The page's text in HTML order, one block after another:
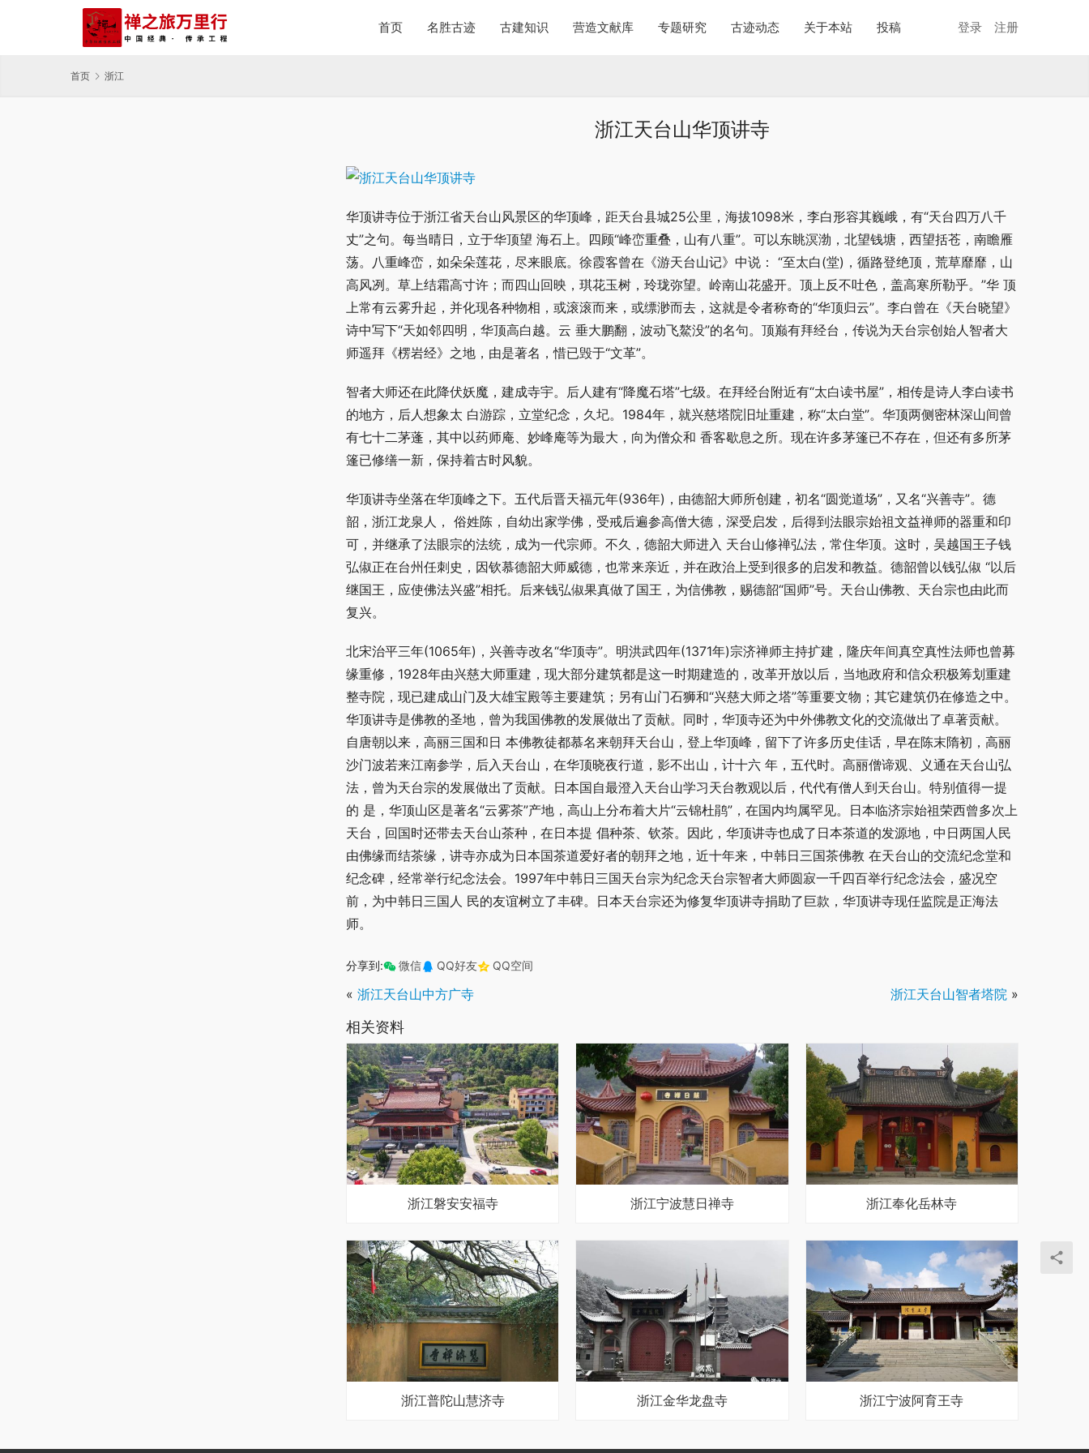
首页 名胜古迹 古建知识 营造文献库 专题研究 古迹动态 关于本站 投稿 登录 注册
首页 浙江
浙江天台山华顶讲寺
华顶讲寺位于浙江省天台山风景区的华顶峰，距天台县城25公里，海拔1098米，李白形容其巍峨，有“天台四万八千
丈”之句。每当晴日，立于华顶望 海石上。四顾“峰峦重叠，山有八重”。可以东眺溟渤，北望钱塘，西望括苍，南瞻雁
荡。八重峰峦，如朵朵莲花，尽来眼底。徐霞客曾在《游天台山记》中说： “至太白(堂)，循路登绝顶，荒草靡靡，山
高风冽。草上结霜高寸许；而四山回映，琪花玉树，玲珑弥望。岭南山花盛开。顶上反不吐色，盖高寒所勒乎。”华 顶
上常有云雾升起，并化现各种物相，或滚滚而来，或缥渺而去，这就是令者称奇的“华顶归云”。李白曾在《天台晓望》
诗中写下“天如邻四明，华顶高白越。云 垂大鹏翻，波动飞鰲没”的名句。顶巅有拜经台，传说为天台宗创始人智者大
师遥拜《楞岩经》之地，由是著名，惜已毁于“文革”。
智者大师还在此降伏妖魔，建成寺宇。后人建有“降魔石塔”七级。在拜经台附近有“太白读书屋”，相传是诗人李白读书
的地方，后人想象太 白游踪，立堂纪念，久圮。1984年，就兴慈塔院旧址重建，称“太白堂”。华顶两侧密林深山间曾
有七十二茅蓬，其中以药师庵、妙峰庵等为最大，向为僧众和 香客歇息之所。现在许多茅篷已不存在，但还有多所茅
篷已修缮一新，保持着古时风貌。
华顶讲寺坐落在华顶峰之下。五代后晋天福元年(936年)，由德韶大师所创建，初名“圆觉道场”，又名“兴善寺”。德
韶，浙江龙泉人， 俗姓陈，自幼出家学佛，受戒后遍参高僧大德，深受启发，后得到法眼宗始祖文益禅师的器重和印
可，并继承了法眼宗的法统，成为一代宗师。不久，德韶大师进入 天台山修禅弘法，常住华顶。这时，吴越国王子钱
弘俶正在台州任刺史，因钦慕德韶大师威德，也常来亲近，并在政治上受到很多的启发和教益。德韶曾以钱弘俶 “以后
继国王，应使佛法兴盛”相托。后来钱弘俶果真做了国王，为信佛教，赐德韶“国师”号。天台山佛教、天台宗也由此而
复兴。
北宋治平三年(1065年)，兴善寺改名“华顶寺”。明洪武四年(1371年)宗济禅师主持扩建，隆庆年间真空真性法师也曾募
缘重修，1928年由兴慈大师重建，现大部分建筑都是这一时期建造的，改革开放以后，当地政府和信众积极筹划重建
整寺院，现已建成山门及大雄宝殿等主要建筑；另有山门石狮和“兴慈大师之塔”等重要文物；其它建筑仍在修造之中。
华顶讲寺是佛教的圣地，曾为我国佛教的发展做出了贡献。同时，华顶寺还为中外佛教文化的交流做出了卓著贡献。
自唐朝以来，高丽三国和日 本佛教徒都慕名来朝拜天台山，登上华顶峰，留下了许多历史佳话，早在陈末隋初，高丽
沙门波若来江南参学，后入天台山，在华顶晓夜行道，影不出山，计十六 年，五代时。高丽僧谛观、义通在天台山弘
法，曾为天台宗的发展做出了贡献。日本国自最澄入天台山学习天台教观以后，代代有僧人到天台山。特别值得一提
的 是，华顶山区是著名“云雾茶”产地，高山上分布着大片“云锦杜鹃”，在国内均属罕见。日本临济宗始祖荣西曾多次上
天台，回国时还带去天台山茶种，在日本提 倡种茶、钦茶。因此，华顶讲寺也成了日本茶道的发源地，中日两国人民
由佛缘而结茶缘，讲寺亦成为日本国茶道爱好者的朝拜之地，近十年来，中韩日三国茶佛教 在天台山的交流纪念堂和
纪念碑，经常举行纪念法会。1997年中韩日三国天台宗为纪念天台宗智者大师圆寂一千四百举行纪念法会，盛况空
前，为中韩日三国人 民的友谊树立了丰碑。日本天台宗还为修复华顶讲寺捐助了巨款，华顶讲寺现任监院是正海法
师。
分享到: 微信 QQ好友 QQ空间
« 浙江天台山中方广寺 浙江天台山智者塔院 »
相关资料
浙江磐安安福寺 浙江宁波慧日禅寺 浙江奉化岳林寺
浙江普陀山慧济寺 浙江金华龙盘寺 浙江宁波阿育王寺